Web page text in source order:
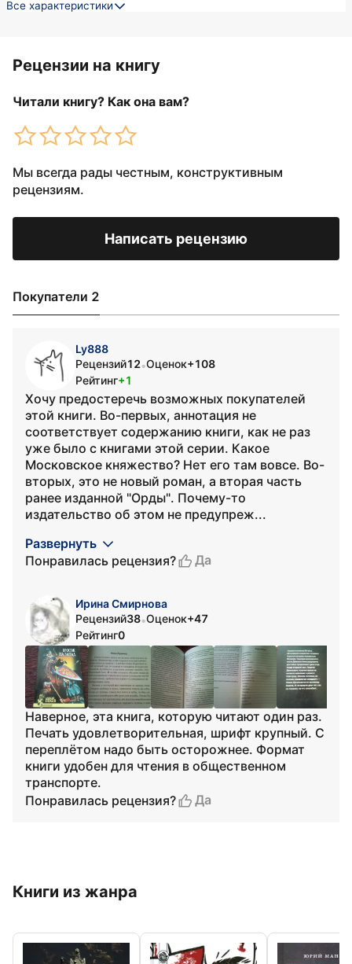
Все характеристики
Рецензии на книгу
Читали книгу? Как она вам?
Мы всегда рады честным, конструктивным
рецензиям.
Написать рецензию
Покупатели 2
Ly888
Рецензий12•Оценок+108
Рейтинг+1
Хочу предостеречь возможных покупателей
этой книги. Во-первых, аннотация не
соответствует содержанию книги, как не раз
уже было с книгами этой серии. Какое
Московское княжество? Нет его там вовсе. Во-
вторых, это не новый роман, а вторая часть
ранее изданной "Орды". Почему-то
издательство об этом не предупреж...
Развернуть
Понравилась рецензия?
Да
Ирина Смирнова
Рецензий38•Оценок+47
Рейтинг0
Наверное, эта книга, которую читают один раз.
Печать удовлетворительная, шрифт крупный. С
переплётом надо быть осторожнее. Формат
книги удобен для чтения в общественном
транспорте.
Понравилась рецензия?
Да
Книги из жанра